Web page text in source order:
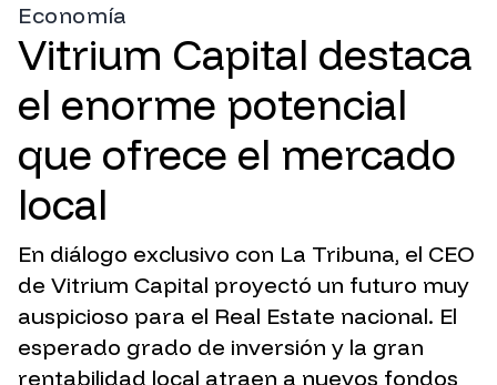
Economía
Vitrium Capital destaca
el enorme potencial
que ofrece el mercado
local
En diálogo exclusivo con La Tribuna, el CEO
de Vitrium Capital proyectó un futuro muy
auspicioso para el Real Estate nacional. El
esperado grado de inversión y la gran
rentabilidad local atraen a nuevos fondos